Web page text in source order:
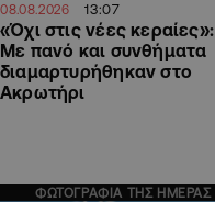
08.08.2026 13:07
«Όχι στις νέες κεραίες»:
Με πανό και συνθήματα
διαμαρτυρήθηκαν στο
Ακρωτήρι
ΦΩΤΟΓΡΑΦΙΑ ΤΗΣ ΗΜΕΡΑΣ